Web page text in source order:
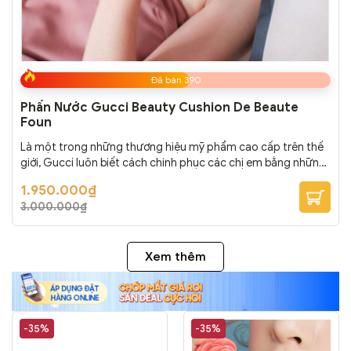
Đã bán 390
Phấn Nước Gucci Beauty Cushion De Beaute
Foun
3.000.000₫
Giá
gốc
là:
1.950.000₫
Giá
hiện
tại
1.950.000₫.
Là một trong những thương hiệu mỹ phẩm cao cấp trên thế
giới, Gucci luôn biết cách chinh phục các chị em bằng những
sản phẩm chất lượng, chất lượng từ chính sản phẩm cho đến
chất lượng từ thiết kế packaging. Phấn Nước Gucci Beauty
Cushion De Beaute Foundation sẽ là sản phẩm làm cho
nàng...
Xem thêm
-35% -35%